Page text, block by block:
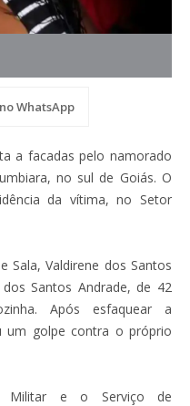
WhatsApp
a facadas pelo namorado
no sul de Goiás. O
da vítima, no Setor
Sala, Valdirene dos Santos
Santos Andrade, de 42
Após esfaquear a
um golpe contra o próprio
Militar e o Serviço de